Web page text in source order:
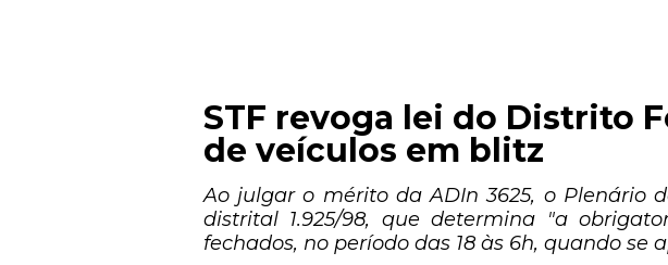
STF revoga lei do Distrito
de veículos em blitz
Ao julgar o mérito da ADIn 3625, o Plenário
distrital 1.925/98, que determina "a
fechados, no período das 18 às 6h, quando